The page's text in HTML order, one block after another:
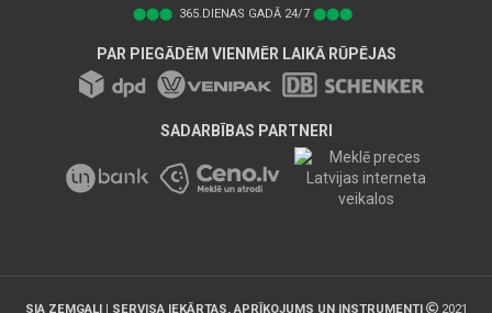
⬤⬤⬤ 365.DIENAS GADĀ 24/7 ⬤⬤⬤
PAR PIEGĀDĒM VIENMĒR LAIKĀ RŪPĒJAS
SADARBĪBAS PARTNERI
SIA ZEMGALI | SERVISA IEKĀRTAS, APRĪKOJUMS UN INSTRUMENTI 2021